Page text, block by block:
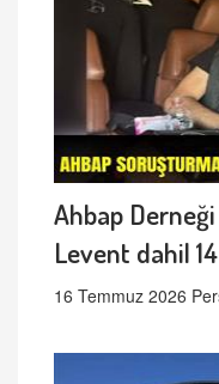
Ahbap
Levent dahil
16 Temmuz 2026